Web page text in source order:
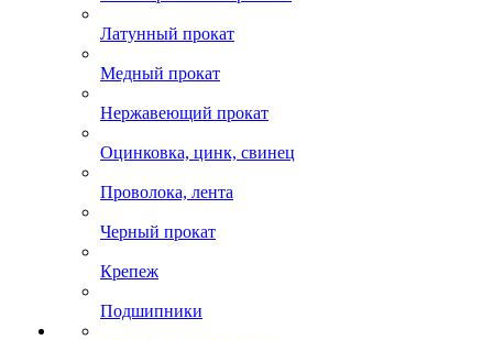
Латунный прокат
Медный прокат
Нержавеющий прокат
Оцинковка, цинк, свинец
Проволока, лента
Черный прокат
Крепеж
Подшипники